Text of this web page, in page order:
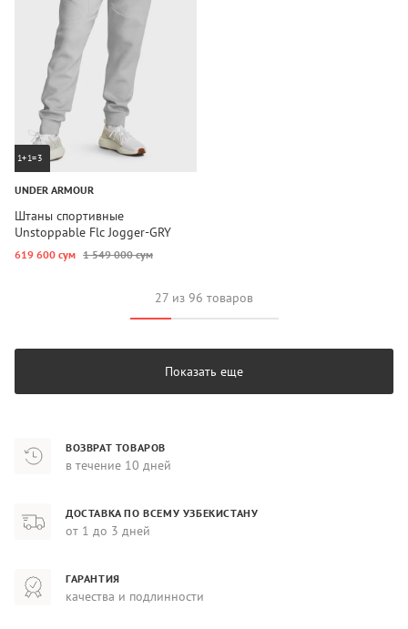
1+1=3
UNDER ARMOUR
Штаны спортивные
Unstoppable Flc Jogger-GRY
619 600 сум 1 549 000 сум
27 из 96 товаров
Показать еще
ВОЗВРАТ ТОВАРОВ
в течение 10 дней
ДОСТАВКА ПО ВСЕМУ УЗБЕКИСТАНУ
от 1 до 3 дней
ГАРАНТИЯ
качества и подлинности